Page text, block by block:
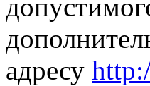
адресу